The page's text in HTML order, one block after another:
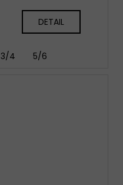
146/152
DETAIL
3/4 5/6